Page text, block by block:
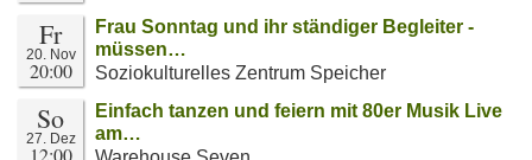
Fr
20. Nov
20:00
Frau Sonntag und ihr ständiger Begleiter -
müssen…
Soziokulturelles Zentrum Speicher
So
27. Dez
12:00
Einfach tanzen und feiern mit 80er Musik Live
am…